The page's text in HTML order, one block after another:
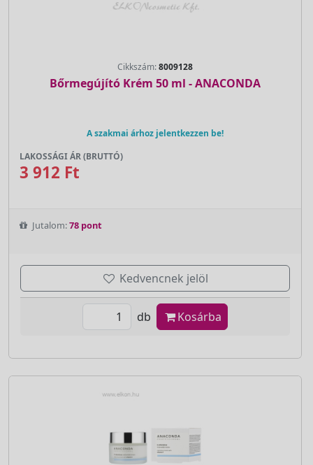
Cikkszám:8009128
Bőrmegújító Krém 50 ml - ANACONDA
A szakmai árhoz jelentkezzen be!
LAKOSSÁGI ÁR (BRUTTÓ)
3 912 Ft
Jutalom:78 pont
Kedvencnek jelöl
db Kosárba